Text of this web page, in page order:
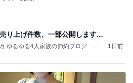
り上げ件数、一部公開します…
ゆるゆる4人家族の節約ブログ 〜
1日前